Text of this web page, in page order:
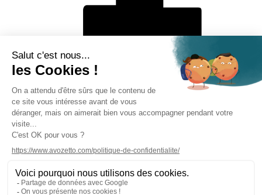
Mentions légales
Politique de protection des données personnelles
CGV